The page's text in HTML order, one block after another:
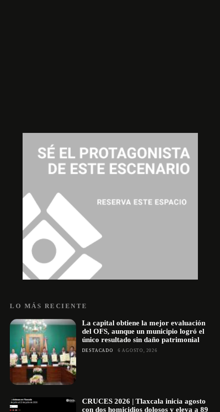
LO MÁS RECIENTE
La capital obtiene la mejor evaluación
del OFS, aunque un municipio logró el
único resultado sin daño patrimonial
DESTACADO 6 AGOSTO, 2026
CRUCES 2026 | Tlaxcala inicia agosto
con dos homicidios dolosos y eleva a 89